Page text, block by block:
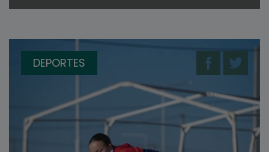
DEPORTES